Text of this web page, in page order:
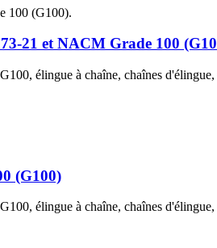
21 et NACM Grade 100
élingue à chaîne, chaînes
(G100)
élingue à chaîne, chaînes